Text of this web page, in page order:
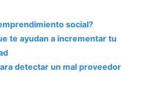
social?
te ayudan a incrementar tu
detectar un mal proveedor